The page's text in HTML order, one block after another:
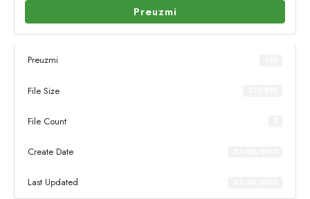
Preuzmi
Preuzmi
File Size
File Count
Create Date
Last Updated